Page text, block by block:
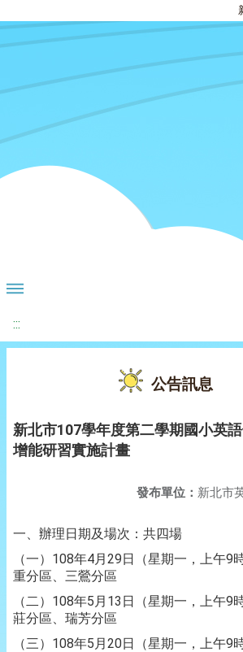
:::
公告訊息
新北市107學年度第二學期國小英
增能研習實施計畫
發布單位： 新北市
一、辦理日期及場次：共四場
（一）108年4月29日（星期一，上午9
重分區、三鶯分區
（二）108年5月13日（星期一，上午9
莊分區、瑞芳分區
（三）108年5月20日（星期一，上午9